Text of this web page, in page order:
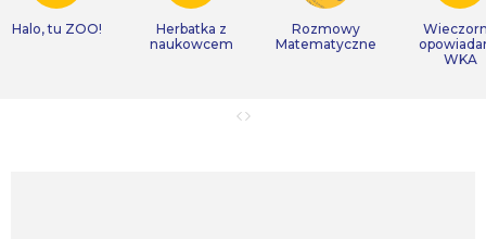
Halo, tu ZOO!
Herbatka z
naukowcem
Rozmowy
Matematyczne
WKA